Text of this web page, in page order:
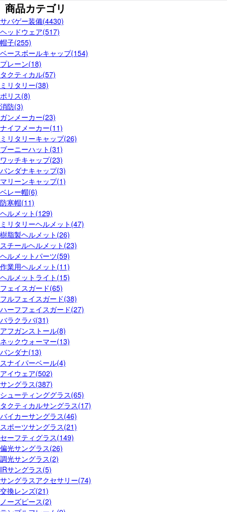
商品カテゴリ
サバゲー装備(4430)
ヘッドウェア(517)
帽子(255)
ベースボールキャップ(154)
プレーン(18)
タクティカル(57)
ミリタリー(38)
ポリス(8)
消防(3)
ガンメーカー(23)
ナイフメーカー(11)
ミリタリーキャップ(26)
ブーニーハット(31)
ワッチキャップ(23)
バンダナキャップ(3)
マリーンキャップ(1)
ベレー帽(6)
防寒帽(11)
ヘルメット(129)
ミリタリーヘルメット(47)
樹脂製ヘルメット(26)
スチールヘルメット(23)
ヘルメットパーツ(59)
作業用ヘルメット(11)
ヘルメットライト(15)
フェイスガード(65)
フルフェイスガード(38)
ハーフフェイスガード(27)
バラクラバ(31)
アフガンストール(8)
ネックウォーマー(13)
バンダナ(13)
スナイパーベール(4)
アイウェア(502)
サングラス(387)
シューティンググラス(65)
タクティカルサングラス(17)
バイカーサングラス(46)
スポーツサングラス(21)
セーフティグラス(149)
偏光サングラス(26)
調光サングラス(2)
IRサングラス(5)
サングラスアクセサリー(74)
交換レンズ(21)
ノーズピース(2)